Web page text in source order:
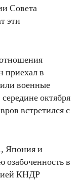
Совета
эти
приехал в
военные
октября
встретился с
Япония и
озабоченность в
КНДР